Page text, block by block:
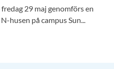
29 maj genomförs en
husen på campus Sun...